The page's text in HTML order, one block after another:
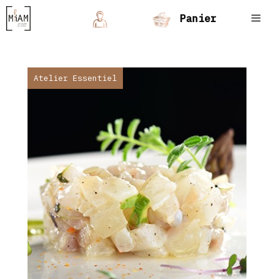
Aller
au
contenu
Panier
Atelier Essentiel